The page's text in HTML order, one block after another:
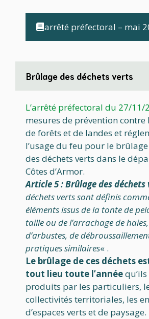
arrêté préfectoral – mai
Brûlage des déchets verts
L’arrêté préfectoral du 27/11/
mesures de prévention contre
de forêts et de landes et
l’usage du feu pour le
des déchets verts dans le
Côtes d’Armor.
Article 5 : Brûlage des déchets
déchets verts sont définis
éléments issus de la tonte de
taille ou de l’arrachage de
d’arbustes, de
pratiques similaires« .
Le brûlage de ces déchets
tout lieu toute l’année
produits par les particuliers,
collectivités territoriales, les
d’espaces verts et de paysage.